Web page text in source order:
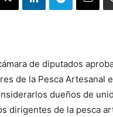
de diputados
de la Pesca Artesanal
dueños de
dirigentes de la pesca